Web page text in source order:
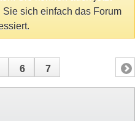
sich einfach das Forum
6 7